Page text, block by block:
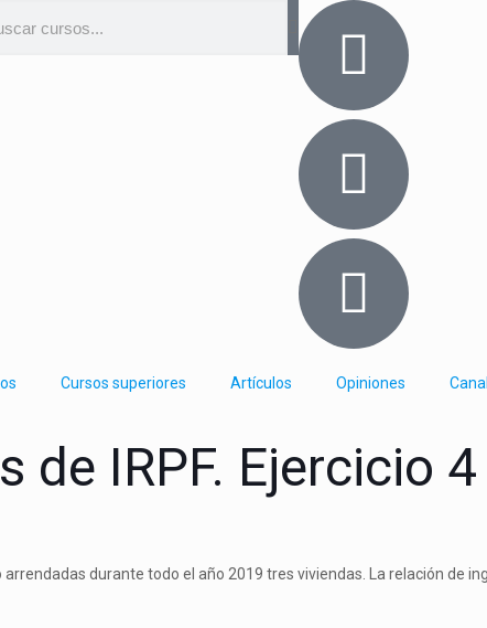
Cursos superiores Artículos Opiniones
de IRPF. Ejercicio 4
durante todo el año 2019 tres viviendas. La relación de